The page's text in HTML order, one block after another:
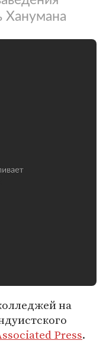
Ханумана
на
Press.